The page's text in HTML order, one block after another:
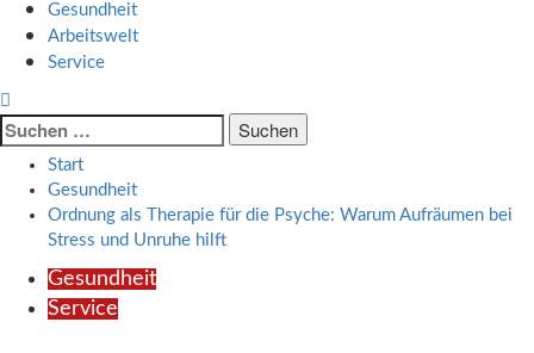
Gesundheit
Arbeitswelt
Service
Suche
nach:
Start
Gesundheit
Ordnung als Therapie für die Psyche: Warum Aufräumen bei
Stress und Unruhe hilft
Gesundheit
Service